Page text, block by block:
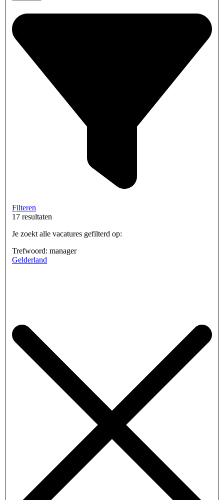
Filteren
17 resultaten
Je zoekt alle vacatures gefilterd op:
Trefwoord: manager
Gelderland